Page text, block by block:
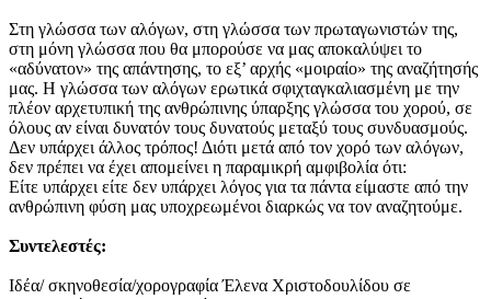
Στη γλώσσα των αλόγων, στη γλώσσα των πρωταγωνιστών της,
στη μόνη γλώσσα που θα μπορούσε να μας αποκαλύψει το
«αδύνατον» της απάντησης, το εξ’ αρχής «μοιραίο» της αναζήτησής
μας. Η γλώσσα των αλόγων ερωτικά σφιχταγκαλιασμένη με την
πλέον αρχετυπική της ανθρώπινης ύπαρξης γλώσσα του χορού, σε
όλους αν είναι δυνατόν τους δυνατούς μεταξύ τους συνδυασμούς.
Δεν υπάρχει άλλος τρόπος! Διότι μετά από τον χορό των αλόγων,
δεν πρέπει να έχει απομείνει η παραμικρή αμφιβολία ότι:
Είτε υπάρχει είτε δεν υπάρχει λόγος για τα πάντα είμαστε από την
ανθρώπινη φύση μας υποχρεωμένοι διαρκώς να τον αναζητούμε.
Συντελεστές:
Ιδέα/ σκηνοθεσία/χορογραφία Έλενα Χριστοδουλίδου σε